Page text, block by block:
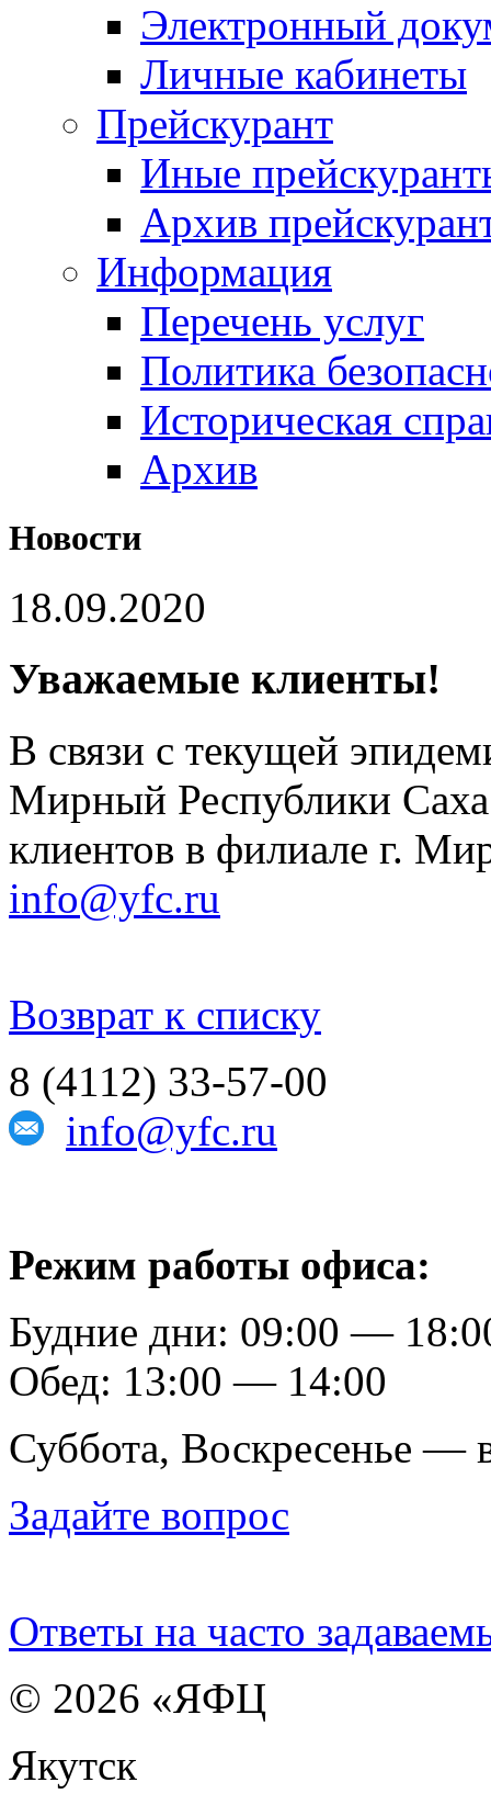
Электронный
Личные кабинеты
Прейскурант
Иные
Архив
Информация
Перечень услуг
Политика
Историческая
Архив
Новости
18.09.2020
Уважаемые клиенты!
В связи с текущей
Мирный Республики
клиентов в филиале г.
info@yfc.ru
Возврат к списку
8 (4112) 33-57-00
info@yfc.ru
Режим работы офиса:
Будние дни: 09:00 —
Обед: 13:00 — 14:00
Суббота, Воскресенье —
Задайте вопрос
Ответы на часто
© 2026 «ЯФЦ
Якутск